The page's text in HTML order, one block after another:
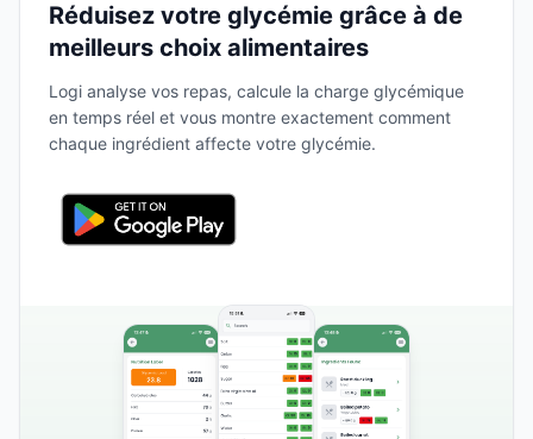
Réduisez votre glycémie grâce à de
meilleurs choix alimentaires
Logi analyse vos repas, calcule la charge glycémique
en temps réel et vous montre exactement comment
chaque ingrédient affecte votre glycémie.